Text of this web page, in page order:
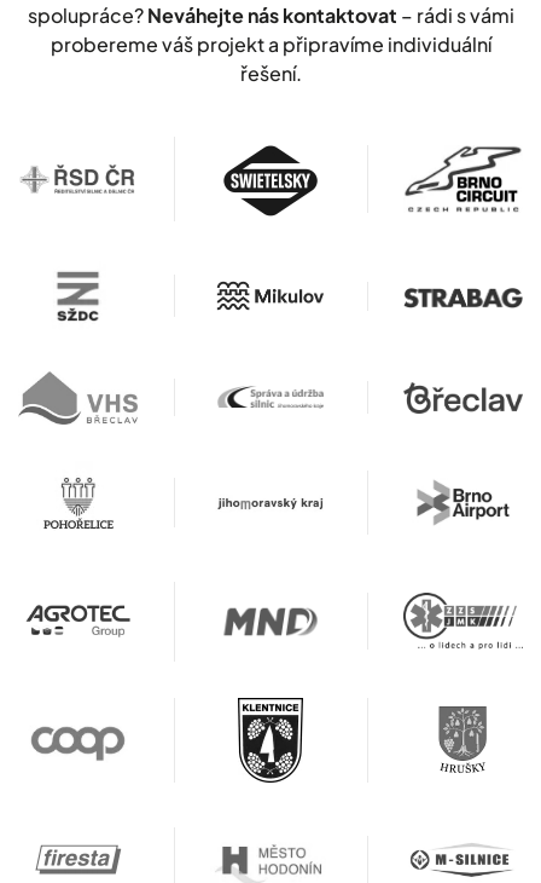
spolupráce?Neváhejte nás kontaktovat – rádi s vámi
probereme váš projekt a připravíme individuální
řešení.